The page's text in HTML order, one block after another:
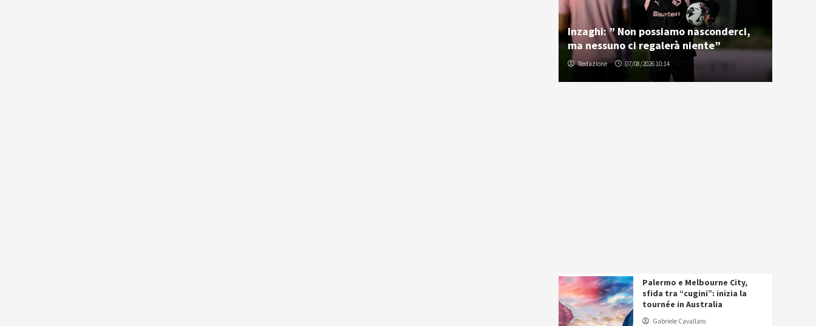
Inzaghi: ” Non possiamo nasconderci,
ma nessuno ci regalerà niente”
Redazione 07/08/2026 10:14
Palermo e Melbourne City,
sfida tra “cugini”: inizia la
tournée in Australia
Gabriele Cavallaro